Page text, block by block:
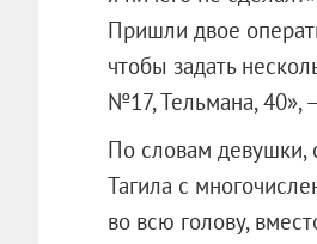
Пришли двое
чтобы задать
№17, Тельмана, 40»,
По словам девушки,
Тагила с
во всю голову,